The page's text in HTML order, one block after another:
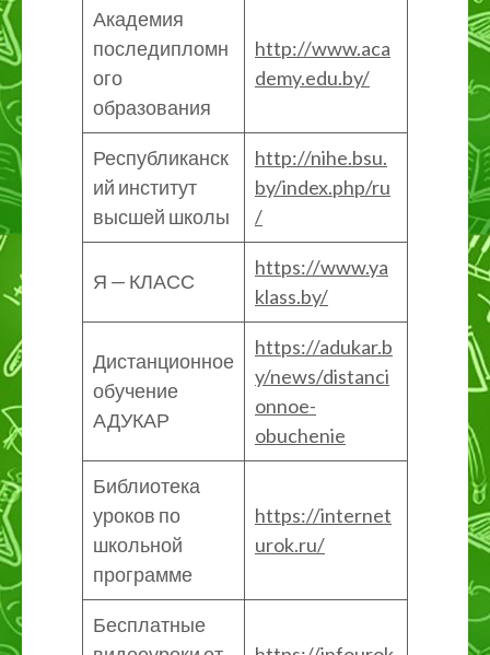
Академия
последипломн
ого
образования
http://www.aca
demy.edu.by/
Республиканск
ий институт
высшей школы
http://nihe.bsu.
by/index.php/ru
/
Я — КЛАСС
https://www.ya
klass.by/
Дистанционное
обучение
АДУКАР
https://adukar.b
y/news/distanci
onnoe-
obuchenie
Библиотека
уроков по
школьной
программе
https://internet
urok.ru/
Бесплатные